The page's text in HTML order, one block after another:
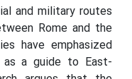
and military routes
Rome and the
have emphasized
a guide to East-